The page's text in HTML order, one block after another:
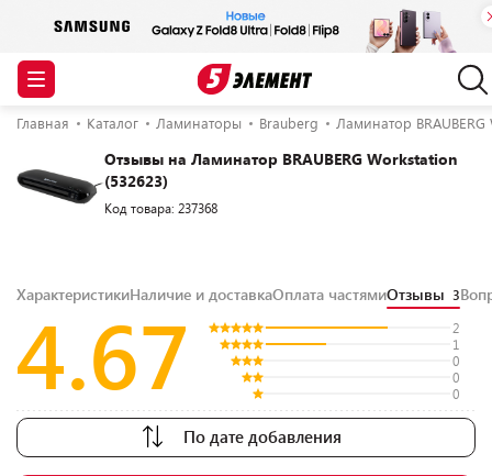
Главная Каталог Ламинаторы Brauberg Ламинатор
Отзывы на Ламинатор BRAUBERG Workstation
(532623)
Код товара: 237368
ХарактеристикиНаличие и доставкаОплата частямиОтзывы 3
4.67
2
1
0
0
0
По дате добавления